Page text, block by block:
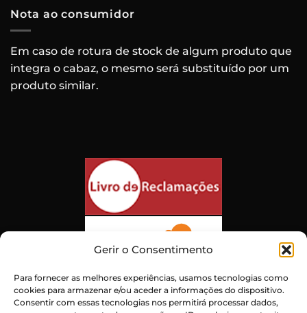
Gerir o Consentimento
Para fornecer as melhores experiências, usamos tecnologias como
cookies para armazenar e/ou aceder a informações do dispositivo.
Consentir com essas tecnologias nos permitirá processar dados,
Nota ao consumidor
Em caso de rotura de stock de algum produto que
integra o cabaz, o mesmo será substituído por um
produto similar.